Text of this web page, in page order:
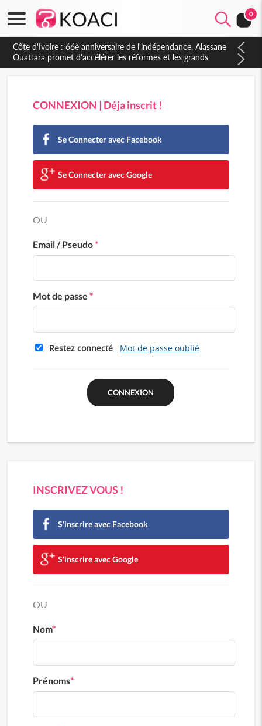
0
Côte d'Ivoire : 66è anniversaire de l'indépendance, Alassane
Ouattara promet d'accélérer les réformes et les grands
investissements pour une nation plus forte et plus prospère
CONNEXION | Déja inscrit !
Se Connecter avec Facebook
Se Connecter avec Google
OU
Email / Pseudo*
Mot de passe *
Restez connecté Mot de passe oublié
INSCRIVEZ VOUS !
S'inscrire avec Facebook
S'inscrire avec Google
OU
Nom*
Prénoms*